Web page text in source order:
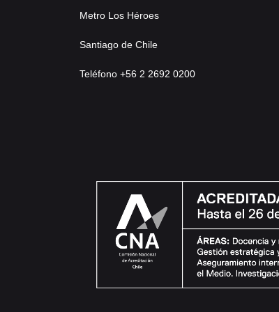
Metro Los Héroes
Santiago de Chile
Teléfono +56 2 2692 0200